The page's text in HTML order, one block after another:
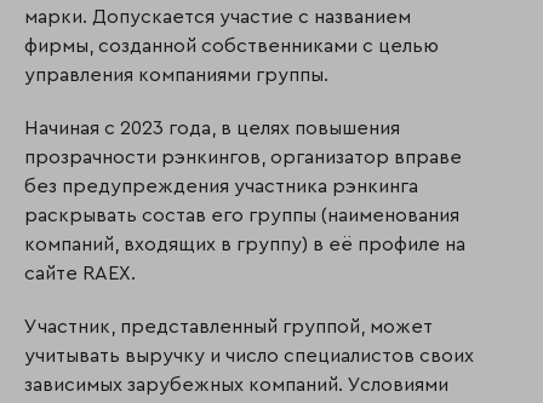
марки. Допускается участие с названием
фирмы, созданной собственниками с целью
управления компаниями группы.
Начиная с 2023 года, в целях повышения
прозрачности рэнкингов, организатор вправе
без предупреждения участника рэнкинга
раскрывать состав его группы (наименования
компаний, входящих в группу) в её профиле на
сайте RAEX.
Участник, представленный группой, может
учитывать выручку и число специалистов своих
зависимых зарубежных компаний. Условиями